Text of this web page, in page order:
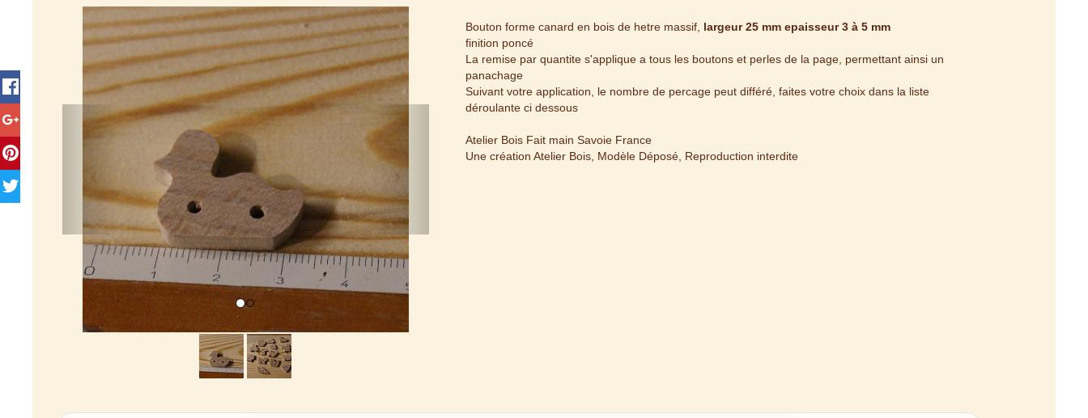
Previous Next
Bouton forme canard en bois de hetre massif, largeur 25 mm epaisseur 3 à 5 mm
finition poncé
La remise par quantite s'applique a tous les boutons et perles de la page, permettant ainsi un
panachage
Suivant votre application, le nombre de percage peut différé, faites votre choix dans la liste
déroulante ci dessous
Atelier Bois Fait main Savoie France
Une création Atelier Bois, Modèle Déposé, Reproduction interdite